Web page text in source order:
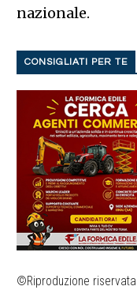
nazionale.
CONSIGLIATI PER TE
©Riproduzione riservata